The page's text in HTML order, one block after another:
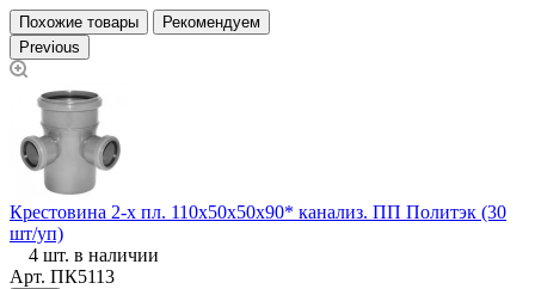
Похожие товары
Рекомендуем
Previous
Крестовина 2-х пл. 110х50х50х90* канализ. ПП Политэк (30
шт/уп)
4 шт. в наличии
Арт. ПК5113